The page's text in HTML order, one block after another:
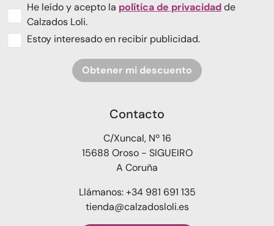
He leído y acepto la política de privacidadde
Calzados Loli.
Estoy interesado en recibir publicidad.
Obtener mi descuento
Contacto
C/Xuncal, Nº 16
15688 Oroso - SIGUEIRO
A Coruña
Llámanos: +34 981 691 135
tienda@calzadosloli.es